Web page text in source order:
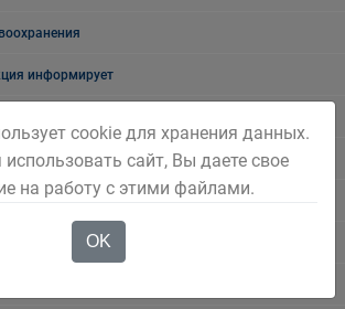
информирует
cookie для хранения данных.
сайт, Вы даете свое
на работу с этими файлами.
OK